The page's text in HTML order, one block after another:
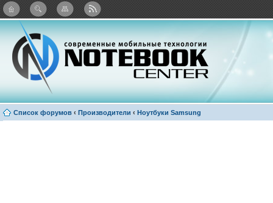
Каталог виджетов
Список форумов ‹ Производители ‹ Ноутбуки Samsung